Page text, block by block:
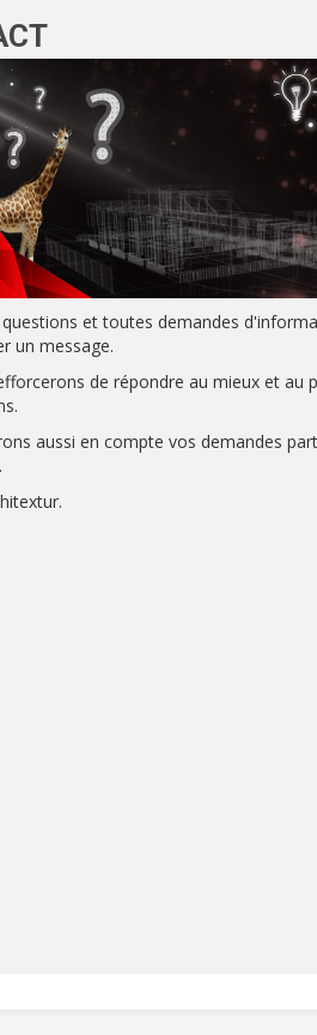
et toutes demandes
un message.
de répondre au mieux et au
aussi en compte vos demandes